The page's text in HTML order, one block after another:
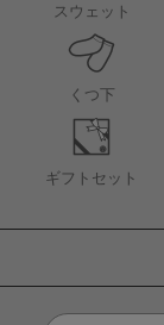
スウェット
くつ下
ギフトセット